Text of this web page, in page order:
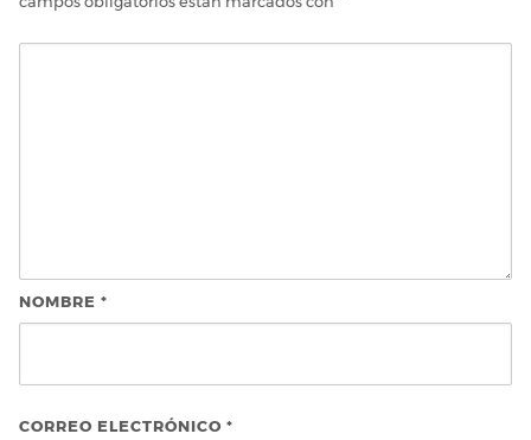
NOMBRE *
CORREO ELECTRÓNICO *